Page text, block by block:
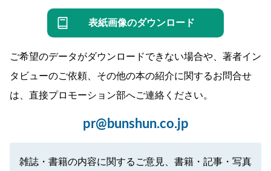
表紙画像のダウンロード
ご希望のデータがダウンロードできない場合や、著者イン
タビューのご依頼、その他の本の紹介に関するお問合せ
は、直接プロモーション部へご連絡ください。
pr@bunshun.co.jp
雑誌・書籍の内容に関するご意見、書籍・記事・写真